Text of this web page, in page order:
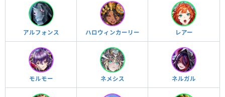
アルフォンス ハロウィンカーリー レアー
モルモー ネメシス ネルガル